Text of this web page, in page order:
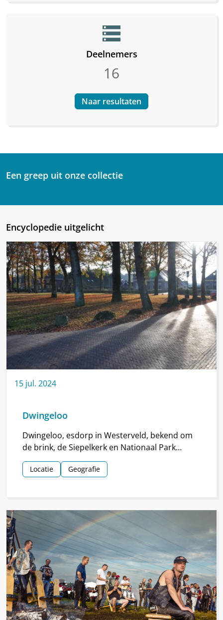
storage
Deelnemers
16
Naar resultaten
Een greep uit onze collectie
Encyclopedie uitgelicht
15 jul. 2024
Dwingeloo
Dwingeloo, esdorp in Westerveld, bekend om
de brink, de Siepelkerk en Nationaal Park
Dwingelderveld. Het dorp ontstond rond de
middeleeuwen.
Locatie Geografie